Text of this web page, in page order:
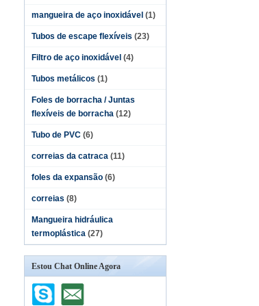
mangueira de aço inoxidável (1)
Tubos de escape flexíveis (23)
Filtro de aço inoxidável (4)
Tubos metálicos (1)
Foles de borracha / Juntas
flexíveis de borracha (12)
Tubo de PVC (6)
correias da catraca (11)
foles da expansão (6)
correias (8)
Mangueira hidráulica
termoplástica (27)
Estou Chat Online Agora